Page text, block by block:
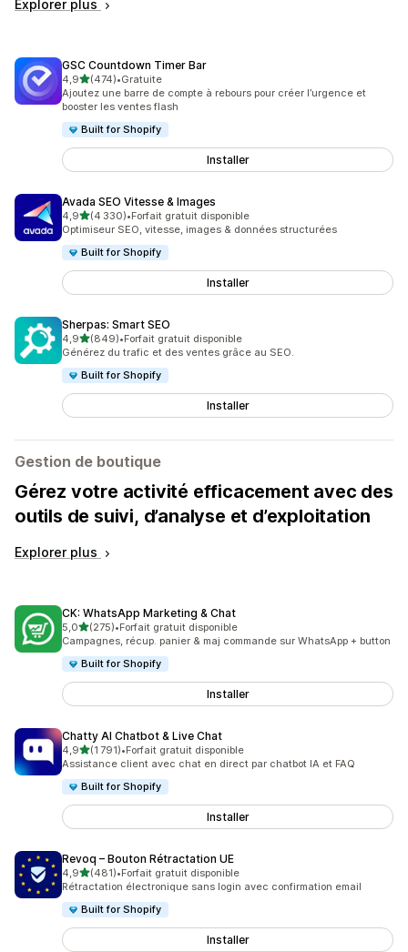
Explorer plus
GSC Countdown Timer Bar
4,9étoile(s) sur 5
(474)
474 avis au total
•Gratuite
Ajoutez une barre de compte à rebours pour créer l’urgence et
booster les ventes flash
Built for Shopify
Installer
Avada SEO Vitesse & Images
4,9étoile(s) sur 5
(4 330)
4330 avis au total
•Forfait gratuit disponible
Optimiseur SEO, vitesse, images & données structurées
Built for Shopify
Installer
Sherpas: Smart SEO
4,9étoile(s) sur 5
(849)
849 avis au total
•Forfait gratuit disponible
Générez du trafic et des ventes grâce au SEO.
Built for Shopify
Installer
Gestion de boutique
Gérez votre activité efficacement avec des
outils de suivi, d’analyse et d’exploitation
Explorer plus
CK: WhatsApp Marketing & Chat
5,0étoile(s) sur 5
(275)
275 avis au total
•Forfait gratuit disponible
Campagnes, récup. panier & maj commande sur WhatsApp + button
Built for Shopify
Installer
Chatty AI Chatbot & Live Chat
4,9étoile(s) sur 5
(1 791)
1791 avis au total
•Forfait gratuit disponible
Assistance client avec chat en direct par chatbot IA et FAQ
Built for Shopify
Installer
Revoq – Bouton Rétractation UE
4,9étoile(s) sur 5
(481)
481 avis au total
•Forfait gratuit disponible
Rétractation électronique sans login avec confirmation email
Built for Shopify
Installer